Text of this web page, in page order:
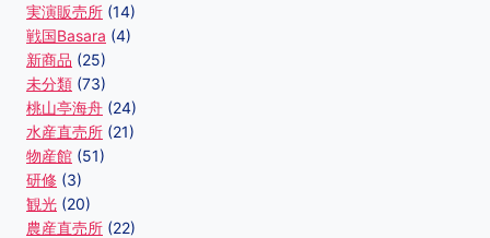
実演販売所 (14)
戦国Basara (4)
新商品 (25)
未分類 (73)
桃山亭海舟 (24)
水産直売所 (21)
物産館 (51)
研修 (3)
観光 (20)
農産直売所 (22)